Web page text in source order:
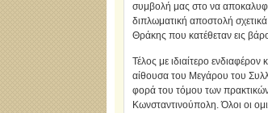
συμβολή μας στο να
διπλωματική αποστολή
Θράκης που κατέθεταν εις
Τέλος με ιδιαίτερο
αίθουσα του Μεγάρου του
φορά του τόμου των
Κωνσταντινούπολη. Όλοι οι